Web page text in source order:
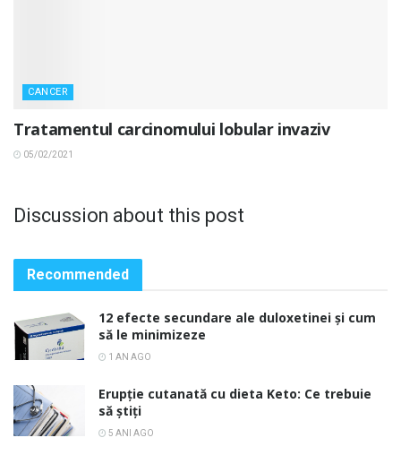
CANCER
Tratamentul carcinomului lobular invaziv
05/02/2021
Discussion about this post
Recommended
12 efecte secundare ale duloxetinei și cum
să le minimizeze
1 AN AGO
Erupție cutanată cu dieta Keto: Ce trebuie
să știți
5 ANI AGO